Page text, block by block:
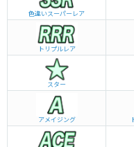
色違いスーパーレア
トリプルレア
スター
アメイジング